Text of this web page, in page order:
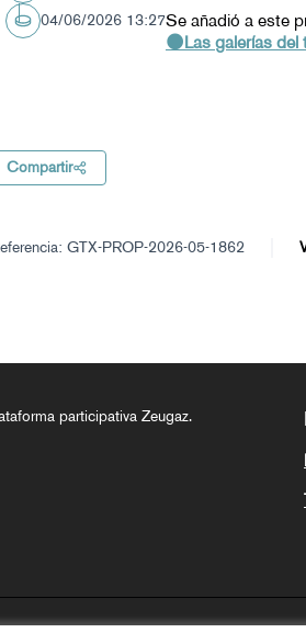
04/06/2026 13:27Se añadió a este
🌑Las galerías del
Compartir
GTX-PROP-2026-05-1862
participativa Zeugaz.